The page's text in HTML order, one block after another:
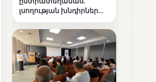
լսողության խնդիրներ
ճանապարհը